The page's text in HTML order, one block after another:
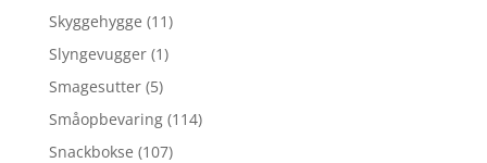
Skyggehygge (11)
Slyngevugger (1)
Smagesutter (5)
Småopbevaring (114)
Snackbokse (107)